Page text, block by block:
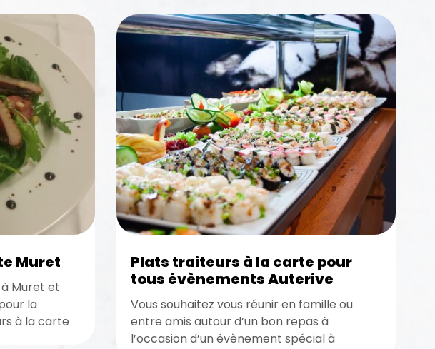
Muret
Muret et
la
à la carte
Plats traiteurs à la carte pour
tous évènements Auterive
Vous souhaitez vous réunir en famille ou
entre amis autour d’un bon repas à
l’occasion d’un évènement spécial à